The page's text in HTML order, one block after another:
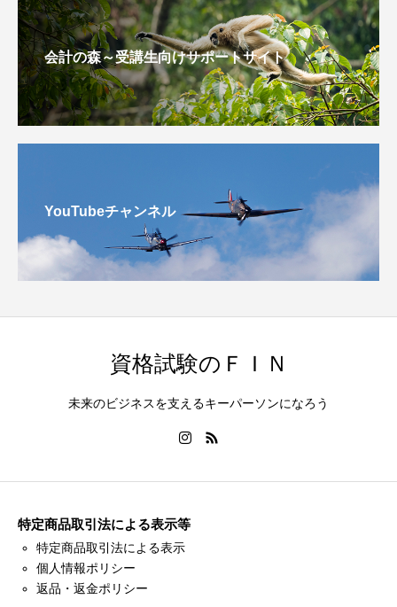
会計の森～受講生向けサポートサイト
YouTubeチャンネル
資格試験のＦＩＮ
未来のビジネスを支えるキーパーソンになろう
特定商品取引法による表示等
特定商品取引法による表示
個人情報ポリシー
返品・返金ポリシー